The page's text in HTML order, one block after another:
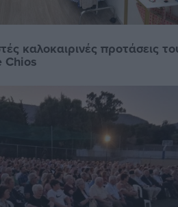
καλοκαιρινές προτάσεις
Chios